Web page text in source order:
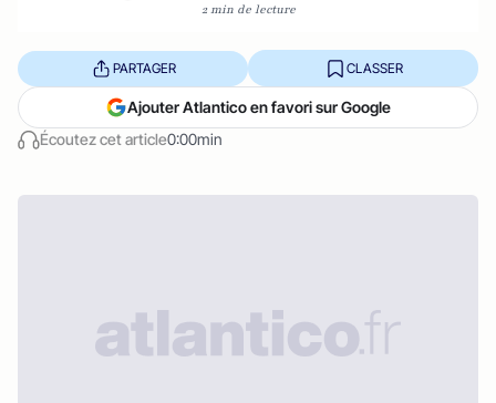
2 min de lecture
Écoutez cet article0:00min
PARTAGER CLASSER
Ajouter Atlantico en favori sur Google